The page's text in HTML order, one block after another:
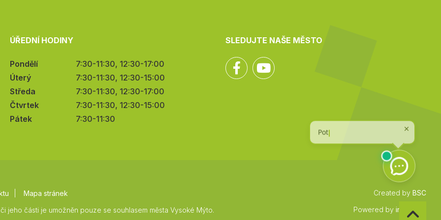
ÚŘEDNÍ HODINY
Pondělí
7:30-11:30, 12:30-17:00
Úterý
7:30-11:30, 12:30-15:00
Středa
7:30-11:30, 12:30-17:00
Čtvrtek
7:30-11:30, 12:30-15:00
Pátek
7:30-11:30
SLEDUJTE NAŠE MĚSTO
Facebook
Mapa stránek
části je umožněn pouze se souhlasem města Vysoké Mýto.
Created by BSC
Powered by infocount